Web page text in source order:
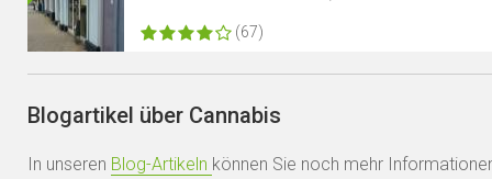
(67)
Blogartikel über Cannabis
In unseren Blog-Artikeln können Sie noch mehr